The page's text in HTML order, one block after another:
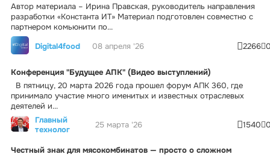
Автор материала – Ирина Правская, руководитель направления
разработки «Константа ИТ» Материал подготовлен совместно с
партнером комьюнити по...
Digital4food
08 апреля '26 2266
Конференция "Будущее АПК" (Видео выступлений)
В пятницу, 20 марта 2026 года прошел форум АПК 360, где
принимало участие много именитых и известных отраслевых
деятелей и...
Главный
технолог
25 марта '26 1540
Честный знак для мясокомбинатов — просто о сложном